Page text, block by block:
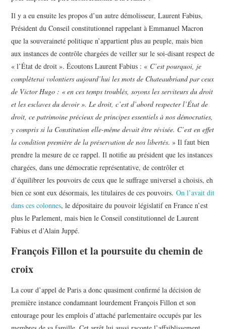
Il y a eu ensuite les propos d’un autre démolisseur, Laurent Fabius,
Président du Conseil constitutionnel rappelant à Emmanuel Macron
que la souveraineté politique n’appartient plus au peuple, mais bien
aux instances de contrôle chargées de veiller sur le soi-disant respect de
« l’État de droit ». Écoutons Laurent Fabius : « C’est pourquoi, je
complèterai volontiers aujourd’hui les mots de Chateaubriand par ceux
de Victor Hugo : « en ces temps troublés, soyons les serviteurs du droit
et les esclaves du devoir ». Le droit, c’est d’abord respecter l’État de
droit, ce patrimoine précieux de principes essentiels à nos démocraties,
y compris si la Constitution elle-même devait être révisée. C’est en effet
la condition première de la préservation de nos libertés. » Il faut bien
prendre la mesure de ce rappel. Il notifie au président que les instances
chargées, dans une démocratie représentative, de contrôler et
d’équilibrer les pouvoirs de ceux que le suffrage universel a choisis, eh
bien ce sont eux désormais, les titulaires de ces pouvoirs.On l’avait dit
dans ces colonnes, le dépositaire du pouvoir législatif en France n’est
plus le Parlement, mais bien le Conseil constitutionnel de Laurent
Fabius et d’Alain Juppé.
François Fillon et la poursuite du chemin de
croix
La cour d’appel de Paris a donc quasiment confirmé la décision de
première instance condamnant lourdement François Fillon et son
entourage pour les emplois d’attaché parlementaire occupés par les